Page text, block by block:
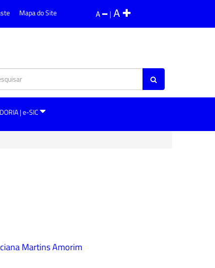
A | A
Mapa do Site
| e-SIC
Martins Amorim